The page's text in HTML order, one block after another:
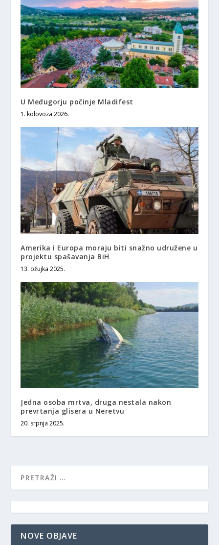
U Međugorju počinje Mladifest
1. kolovoza 2026.
Amerika i Europa moraju biti snažno udružene u
projektu spašavanja BiH
13. ožujka 2025.
Jedna osoba mrtva, druga nestala nakon
prevrtanja glisera u Neretvu
20. srpnja 2025.
NOVE OBJAVE